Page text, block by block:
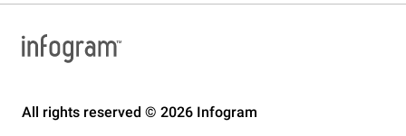
All rights reserved © 2026 Infogram